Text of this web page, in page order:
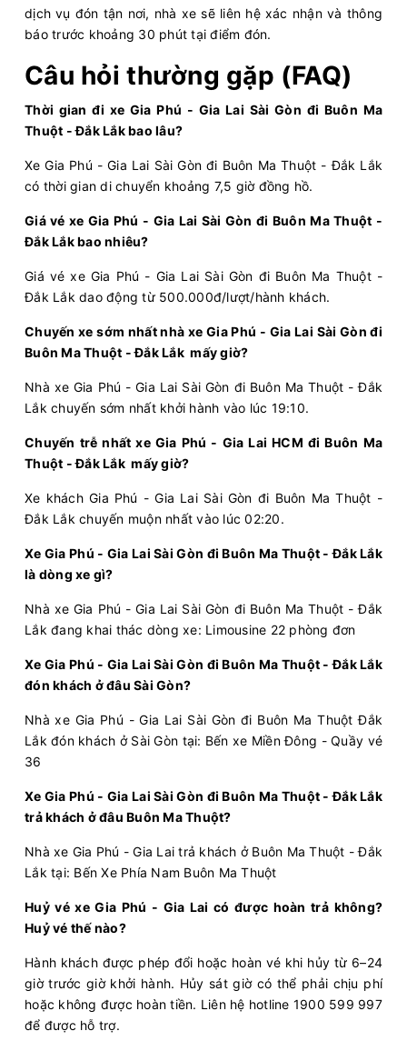
Giá vé:350.000 Còn trống:20+ Chọn mua
11:35 10/08/2026 10/0820:20(8 giờ 45 phút)
Văn Phòng Tân
Bình
Văn Phòng Buôn Ma
AEON MAll Bình
Bến xe Phía Nam
Long Vân Limousine Limousine 22 Phòng...
Giá vé:436.000 Còn trống:17 Chọn mua
12:00 10/08/2026 10/08 (6 giờ 30 phút)
Đông
Buôn Ma Thuột
Giá vé:340.000
Bến xe Miền
Đông Cũ
Văn Phòng Buôn Ma
Tiến Oanh Limousine 22 Phòng...
Văn phòng Bình
Thạnh
Văn phòng Buôn Ma
Thuột
Long Vân Limousine Mia Royal 22 phòng...
Giá vé:436.000 Còn trống:19 Chọn mua
14:00 10/08/2026
dịch vụ đón tận nơi, nhà xe sẽ liên hệ xác nhận và thông
báo trước khoảng 30 phút tại điểm đón.
Câu hỏi thường gặp (FAQ)
Thời gian đi xe Gia Phú - Gia Lai Sài Gòn đi Buôn Ma
Thuột - Đắk Lắk bao lâu?
Xe Gia Phú - Gia Lai Sài Gòn đi Buôn Ma Thuột - Đắk Lắk
có thời gian di chuyển khoảng 7,5 giờ đồng hồ.
Giá vé xe Gia Phú - Gia Lai Sài Gòn đi Buôn Ma Thuột -
Đắk Lắk bao nhiêu?
Giá vé xe Gia Phú - Gia Lai Sài Gòn đi Buôn Ma Thuột -
Đắk Lắk dao động từ 500.000đ/lượt/hành khách.
Chuyến xe sớm nhất nhà xe Gia Phú - Gia Lai Sài Gòn đi
Buôn Ma Thuột - Đắk Lắk mấy giờ?
Nhà xe Gia Phú - Gia Lai Sài Gòn đi Buôn Ma Thuột - Đắk
Lắk chuyến sớm nhất khởi hành vào lúc 19:10.
Chuyến trễ nhất xe Gia Phú - Gia Lai HCM đi Buôn Ma
Thuột - Đắk Lắk mấy giờ?
Xe khách Gia Phú - Gia Lai Sài Gòn đi Buôn Ma Thuột -
Đắk Lắk chuyến muộn nhất vào lúc 02:20.
Xe Gia Phú - Gia Lai Sài Gòn đi Buôn Ma Thuột - Đắk Lắk
là dòng xe gì?
Nhà xe Gia Phú - Gia Lai Sài Gòn đi Buôn Ma Thuột - Đắk
Lắk đang khai thác dòng xe: Limousine 22 phòng đơn
Xe Gia Phú - Gia Lai Sài Gòn đi Buôn Ma Thuột - Đắk Lắk
đón khách ở đâu Sài Gòn?
Nhà xe Gia Phú - Gia Lai Sài Gòn đi Buôn Ma Thuột Đắk
Lắk đón khách ở Sài Gòn tại: Bến xe Miền Đông - Quầy vé
36
Xe Gia Phú - Gia Lai Sài Gòn đi Buôn Ma Thuột - Đắk Lắk
trả khách ở đâu Buôn Ma Thuột?
Nhà xe Gia Phú - Gia Lai trả khách ở Buôn Ma Thuột - Đắk
Lắk tại: Bến Xe Phía Nam Buôn Ma Thuột
Huỷ vé xe Gia Phú - Gia Lai có được hoàn trả không?
Huỷ vé thế nào?
Hành khách được phép đổi hoặc hoàn vé khi hủy từ 6–24
giờ trước giờ khởi hành. Hủy sát giờ có thể phải chịu phí
hoặc không được hoàn tiền. Liên hệ hotline 1900 599 997
để được hỗ trợ.